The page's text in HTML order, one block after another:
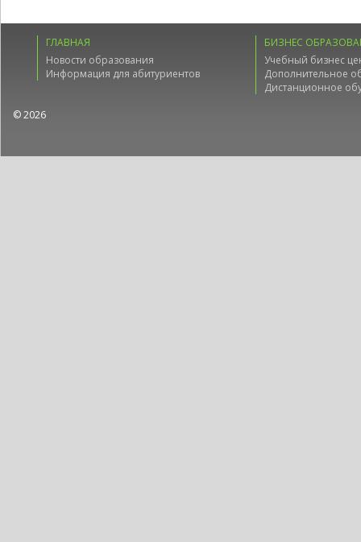
ГЛАВНАЯ
Новости образования
Информация для абитуриентов
БИЗНЕС
Учебный бизнес
Дополнительное
Дистанционное
© 2026